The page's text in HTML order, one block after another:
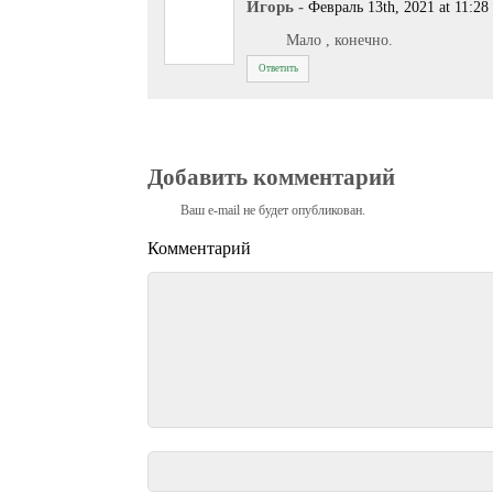
Игорь - Февраль 13th, 2021 at 11:28
Мало , конечно.
Ответить
Добавить комментарий
Ваш e-mail не будет опубликован.
Комментарий